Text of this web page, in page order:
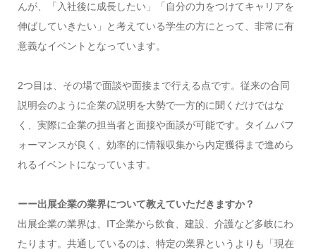
んが、「入社後に成長したい」「自分の力をつけてキャリアを
伸ばしていきたい」と考えている学生の方にとって、非常に有
意義なイベントとなっています。
2つ目は、その場で面談や面接まで行える点です。従来の合同
説明会のように企業の説明を大勢で一方的に聞くだけではな
く、実際に企業の担当者と面接や面談が可能です。タイムパフ
ォーマンスが良く、効率的に情報収集から内定獲得まで進めら
れるイベントになっています。
ーー出展企業の業界について教えていただきますか？
出展企業の業界は、IT企業から飲食、建設、介護など多岐にわ
たります。共通しているのは、特定の業界というよりも「現在